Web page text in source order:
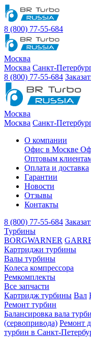
8 (800) 77-55-684
Москва
Москва Санкт-
8 (800) 77-55-684
Москва
Москва Санкт-
О компании
Офис в Москве
Оптовым
Оплата и доставка
Гарантии
Новости
Отзывы
Контакты
8 (800) 77-55-684
Турбины
BORGWARNER
Картриджи турбины
Валы турбины
Колеса компрессора
Ремкомплекты
Все запчасти
Картридж турбины Вал
Ремонт турбин
Балансировка вала
(сервопривода) Ремонт
турбин в Санкт-